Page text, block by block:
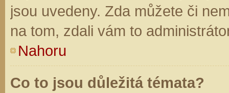
jsou uvedeny. Zda můžete či
na tom, zdali vám to
Nahoru
Co to jsou důležitá témata?